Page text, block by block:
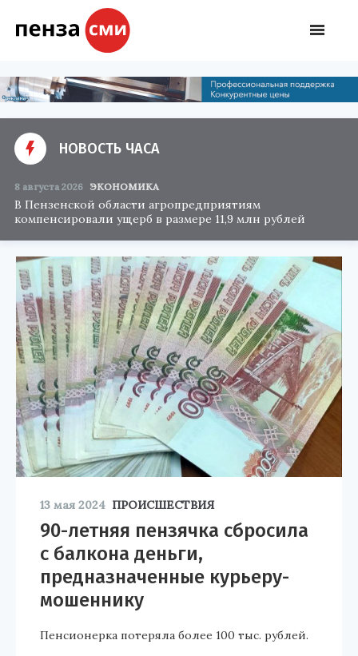
НОВОСТЬ ЧАСА
8 августа 2026 ЭКОНОМИКА
В Пензенской области агропредприятиям
компенсировали ущерб в размере 11,9 млн рублей
13 мая 2024 ПРОИСШЕСТВИЯ
90-летняя пензячка сбросила
с балкона деньги,
предназначенные курьеру-
мошеннику
Пенсионерка потеряла более 100 тыс. рублей.